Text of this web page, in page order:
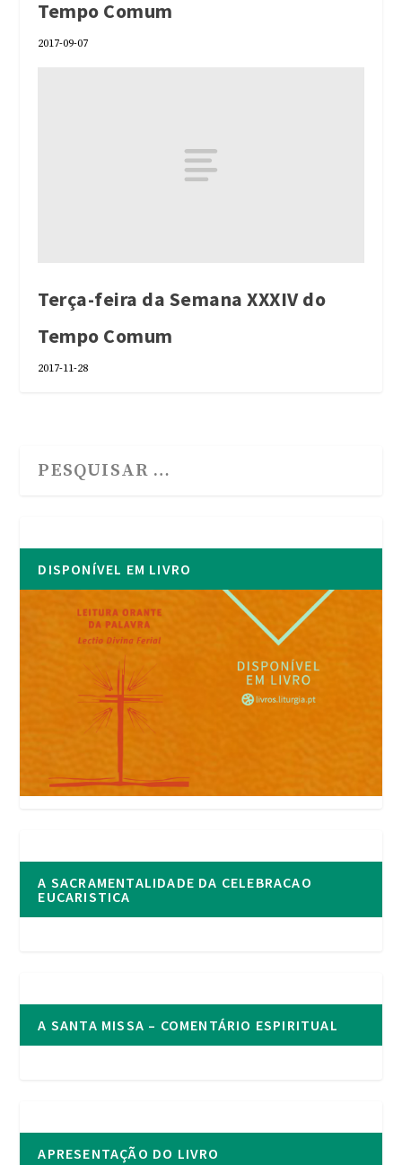
Tempo Comum
2017-09-07
Terça-feira da Semana XXXIV do
Tempo Comum
2017-11-28
DISPONÍVEL EM LIVRO
A SACRAMENTALIDADE DA CELEBRACAO
EUCARISTICA
A SANTA MISSA – COMENTÁRIO ESPIRITUAL
APRESENTAÇÃO DO LIVRO